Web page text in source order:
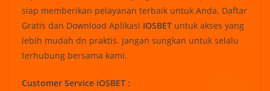
siap memberikan pelayanan terbaik untuk Anda. Daftar
Gratis dan Download Aplikasi IOSBET untuk akses yang
lebih mudah dn praktis. Jangan sungkan untuk selalu
terhubung bersama kami.
Customer Service iOSBET :